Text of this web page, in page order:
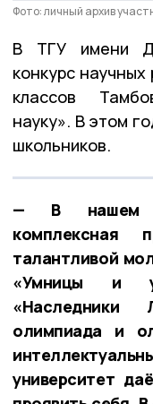
Фото: личный архив
В ТГУ имени
конкурс
классов
науку». В этом
школьников.
— В нашем
комплексная
талантливой
«Умницы и
«Наследники
олимпиада и
университет